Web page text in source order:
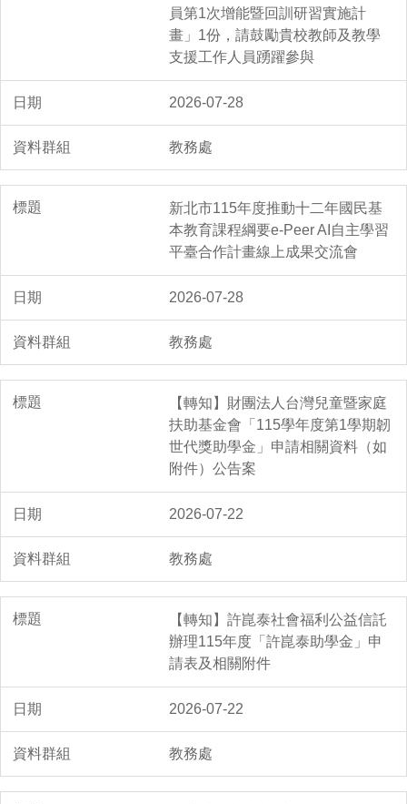
員第1次增能暨回訓研習實施計
畫」1份，請鼓勵貴校教師及教學
支援工作人員踴躍參與
2026-07-28
教務處
新北市115年度推動十二年國民基
本教育課程綱要e-Peer AI自主學習
平臺合作計畫線上成果交流會
2026-07-28
教務處
【轉知】財團法人台灣兒童暨家庭
扶助基金會「115學年度第1學期韌
世代獎助學金」申請相關資料（如
附件）公告案
2026-07-22
教務處
【轉知】許崑泰社會福利公益信託
辦理115年度「許崑泰助學金」申
請表及相關附件
2026-07-22
教務處